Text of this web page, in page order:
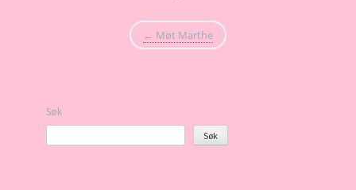
← Møt Marthe
Søk
Søk